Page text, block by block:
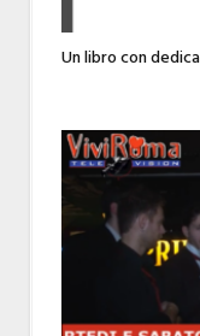
Un libro con